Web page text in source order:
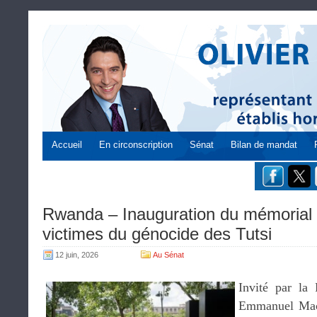
Accueil En circonscription Sénat Bilan de mandat
Rwanda – Inauguration du
victimes du génocide des Tutsi
12 juin, 2026 Au Sénat
Invité par la
Emmanuel